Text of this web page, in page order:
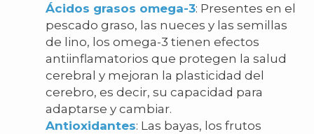
Ácidos grasos omega-3: Presentes en el
pescado graso, las nueces y las semillas
de lino, los omega-3 tienen efectos
antiinflamatorios que protegen la salud
cerebral y mejoran la plasticidad del
cerebro, es decir, su capacidad para
adaptarse y cambiar.
Antioxidantes: Las bayas, los frutos